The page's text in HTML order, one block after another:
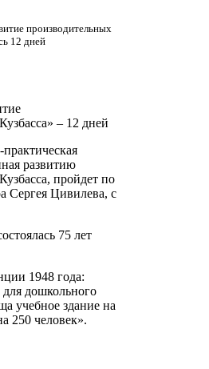
производительных
12 дней
– 12 дней
развитию
пройдет по
Сергея Цивилева, с
75 лет
1948 года:
дошкольного
учебное здание на
250 человек».